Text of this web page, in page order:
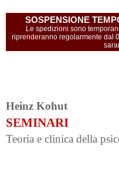
SOSPENSIONE
Le spedizioni sono
riprenderanno regolarmente dal
Heinz Kohut
SEMINARI
Teoria e clinica della